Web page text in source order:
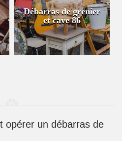
grenier
Antiquaire 86
opérer un débarras de